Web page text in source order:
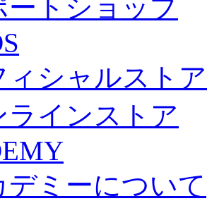
ートショップ
ィシャルスト
ラインストア
デミーについて